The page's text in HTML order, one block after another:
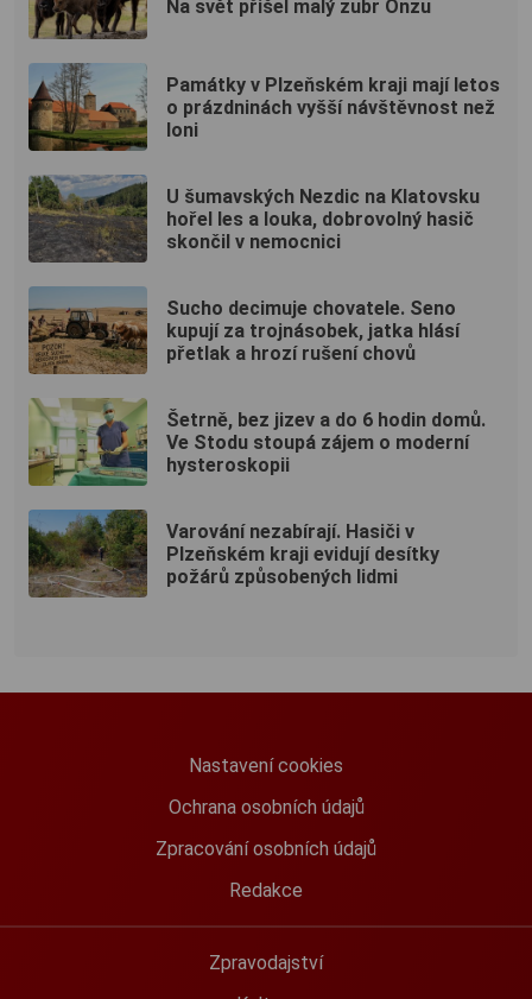
Na svět přišel malý zubr Onzu
Památky v Plzeňském kraji mají letos
o prázdninách vyšší návštěvnost než
loni
U šumavských Nezdic na Klatovsku
hořel les a louka, dobrovolný hasič
skončil v nemocnici
Sucho decimuje chovatele. Seno
kupují za trojnásobek, jatka hlásí
přetlak a hrozí rušení chovů
Šetrně, bez jizev a do 6 hodin domů.
Ve Stodu stoupá zájem o moderní
hysteroskopii
Varování nezabírají. Hasiči v
Plzeňském kraji evidují desítky
požárů způsobených lidmi
Nastavení cookies
Ochrana osobních údajů
Zpracování osobních údajů
Redakce
Zpravodajství